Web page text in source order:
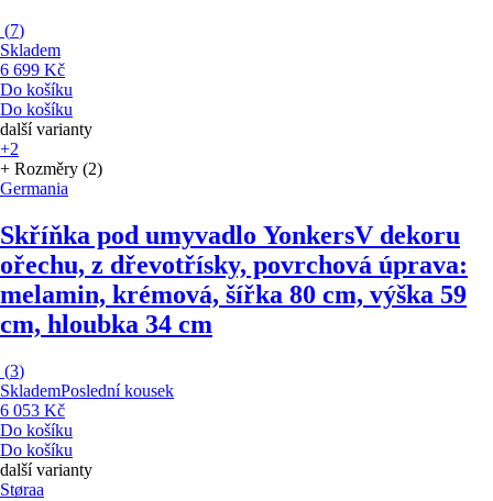
(7)
Skladem
6 699 Kč
Do košíku
Do košíku
další varianty
+2
+ Rozměry (2)
Germania
Skříňka pod umyvadlo YonkersV dekoru
ořechu, z dřevotřísky, povrchová úprava:
melamin, krémová, šířka 80 cm, výška 59
cm, hloubka 34 cm
(3)
SklademPoslední kousek
6 053 Kč
Do košíku
Do košíku
další varianty
Støraa